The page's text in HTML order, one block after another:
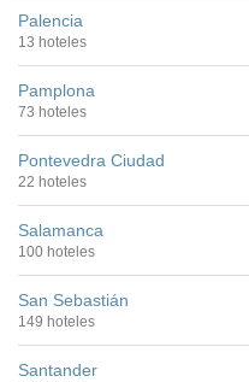
Palencia
13 hoteles
Pamplona
73 hoteles
Pontevedra Ciudad
22 hoteles
Salamanca
100 hoteles
San Sebastián
149 hoteles
Santander